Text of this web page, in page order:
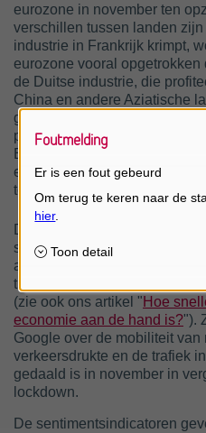
eurozone in november ten
verschillen tussen landen
industrie in Frankrijk krimpt,
eurozone vooral
de Duitse industrie, die
China en andere Aziatische
goed nieuws voor de
profiteert van een goed
Een daling van het aantal
eurozone wijst echter op een
toekomst.
Dat deze tweede lockdown
schade zou aanrichten,
alternatieve of high-
tijden meer en meer gebruikt
(zie ook ons artikel " Hoe
economie aan de hand is?").
Google over de mobiliteit van
verkeersdrukte en de trafiek
gedaald is in november in
lockdown.
De sentimentsindicatoren
Foutmelding
Er is een fout gebeurd